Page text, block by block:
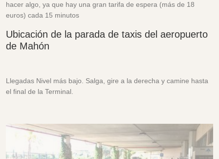
hacer algo, ya que hay una gran tarifa de espera (más de 18
euros) cada 15 minutos
Ubicación de la parada de taxis del aeropuerto
de Mahón
Llegadas Nivel más bajo. Salga, gire a la derecha y camine hasta
el final de la Terminal.